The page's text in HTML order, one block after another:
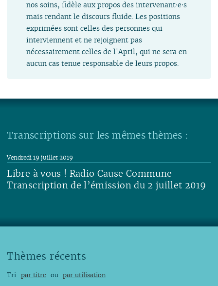
nos soins, fidèle aux propos des intervenant⋅e⋅s
mais rendant le discours fluide. Les positions
exprimées sont celles des personnes qui
interviennent et ne rejoignent pas
nécessairement celles de l'April, qui ne sera en
aucun cas tenue responsable de leurs propos.
Transcriptions sur les mêmes thèmes :
Libre à vous ! Radio Cause Commune -
Transcription de l’émission du 2 juillet 2019
Vendredi 19 juillet 2019
Thèmes récents
Tri par titre ou par utilisation